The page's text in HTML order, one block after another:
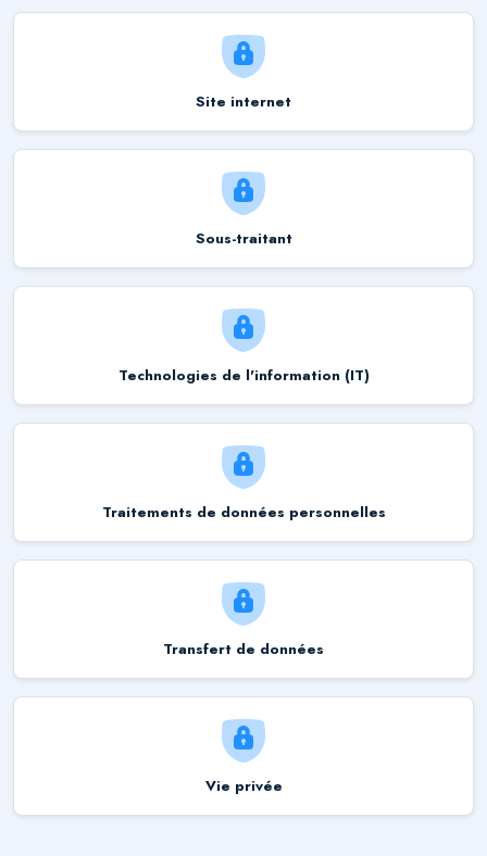
Site internet
Sous-traitant
Technologies de l'information (IT)
Traitements de données personnelles
Transfert de données
Vie privée